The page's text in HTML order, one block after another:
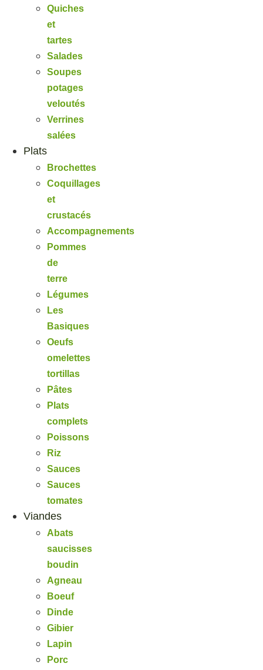
Quiches
et
tartes
Salades
Soupes
potages
veloutés
Verrines
salées
Plats
Brochettes
Coquillages
et
crustacés
Accompagnements
Pommes
de
terre
Légumes
Les
Basiques
Oeufs
omelettes
tortillas
Pâtes
Plats
complets
Poissons
Riz
Sauces
Sauces
tomates
Viandes
Abats
saucisses
boudin
Agneau
Boeuf
Dinde
Gibier
Lapin
Porc